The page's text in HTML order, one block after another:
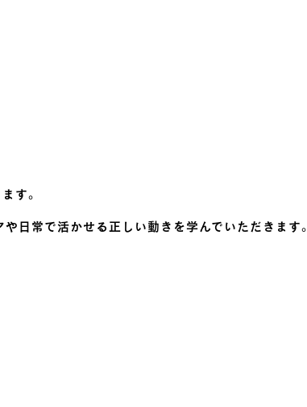
す。
日常で活かせる正しい動きを学んでいただきます。